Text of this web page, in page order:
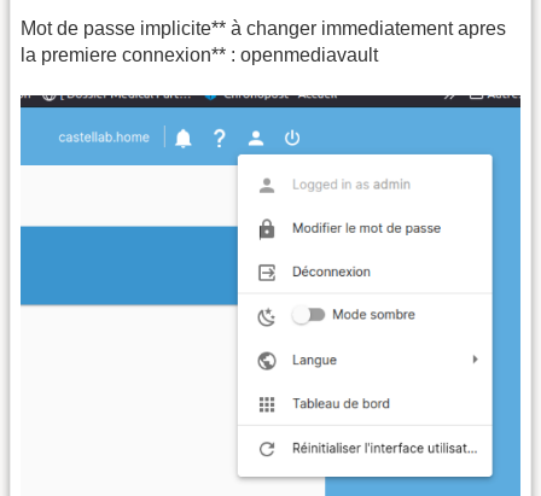
Mot de passe implicite** à changer immediatement apres
la premiere connexion** : openmediavault